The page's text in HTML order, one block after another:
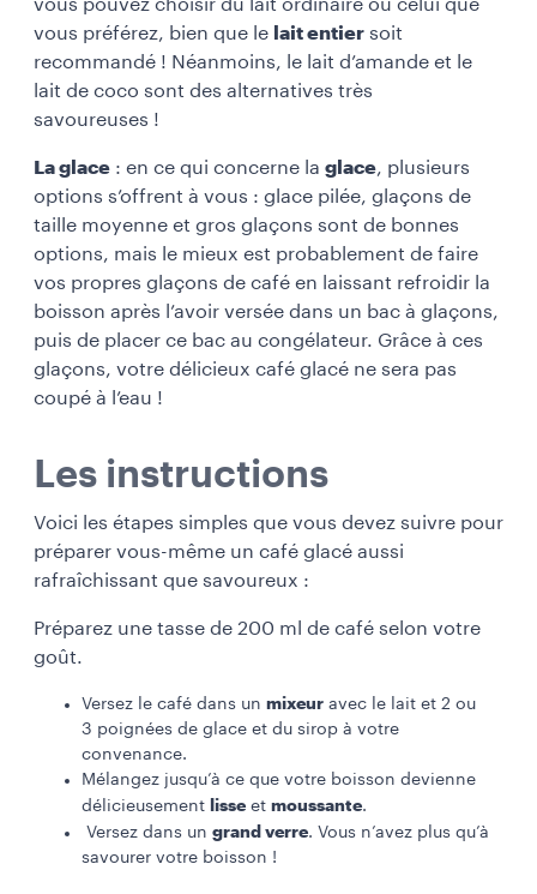
vous pouvez choisir du lait ordinaire ou celui que
vous préférez, bien que le lait entier soit
recommandé ! Néanmoins, le lait d’amande et le
lait de coco sont des alternatives très
savoureuses !
La glace : en ce qui concerne la glace, plusieurs
options s’offrent à vous : glace pilée, glaçons de
taille moyenne et gros glaçons sont de bonnes
options, mais le mieux est probablement de faire
vos propres glaçons de café en laissant refroidir la
boisson après l’avoir versée dans un bac à glaçons,
puis de placer ce bac au congélateur. Grâce à ces
glaçons, votre délicieux café glacé ne sera pas
coupé à l’eau !
Les instructions
Voici les étapes simples que vous devez suivre pour
préparer vous-même un café glacé aussi
rafraîchissant que savoureux :
Préparez une tasse de 200 ml de café selon votre
goût.
Versez le café dans un mixeur avec le lait et 2 ou
3 poignées de glace et du sirop à votre
convenance.
Mélangez jusqu’à ce que votre boisson devienne
délicieusement lisse et moussante.
Versez dans un grand verre. Vous n’avez plus qu’à
savourer votre boisson !